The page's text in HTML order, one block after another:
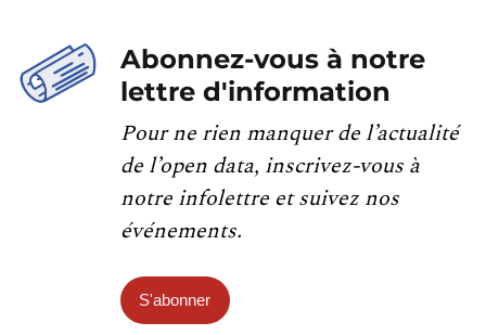
Abonnez-vous à notre
lettre d'information
Pour ne rien manquer de l’actualité
de l’open data, inscrivez-vous à
notre infolettre et suivez nos
événements.
S'abonner